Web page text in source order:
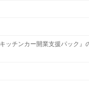
ッチンカー開業支援パック』